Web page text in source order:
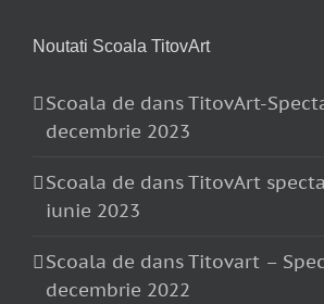
Noutati Scoala TitovArt
Scoala de dans TitovArt-
decembrie 2023
Scoala de dans TitovArt
iunie 2023
Scoala de dans Titovart –
decembrie 2022